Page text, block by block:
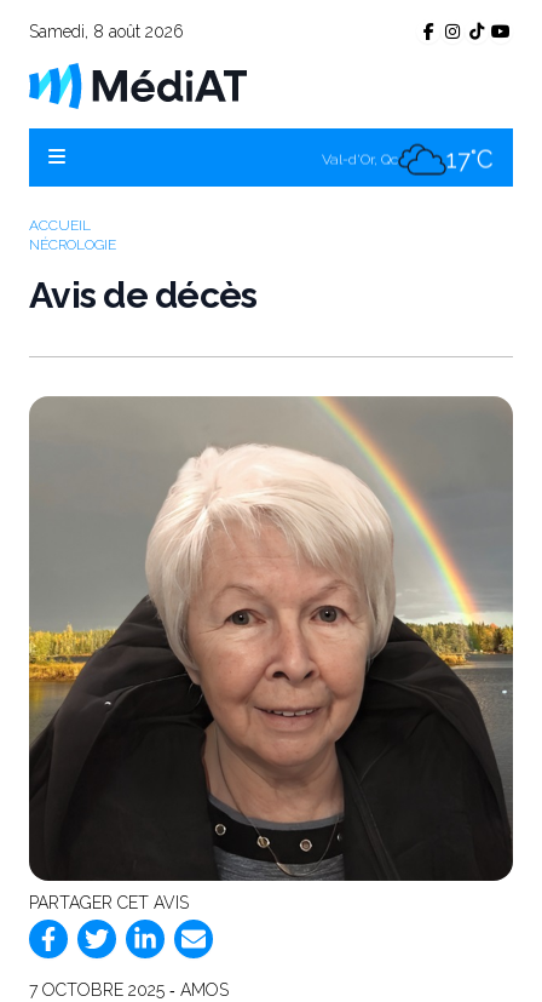
Samedi, 8 août 2026
Val-d'Or, Qc 17°C
ACCUEIL
NÉCROLOGIE
Avis de décès
PARTAGER CET AVIS
7 OCTOBRE 2025 ‐ AMOS